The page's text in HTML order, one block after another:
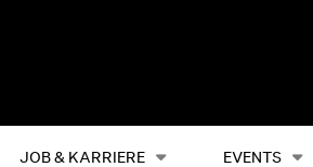
JOB & KARRIERE EVENTS
Alles Events